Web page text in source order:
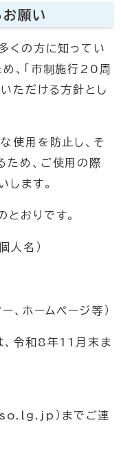
願い
くの方に知ってい
、「市制施行20周
ただける方針とし
使用を防止し、そ
ため、ご使用の際
ます。
おりです。
人名）
、ホームページ等）
令和8年11月末ま
）までご連